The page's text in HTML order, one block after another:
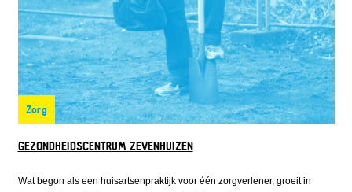
Zorg
GEZONDHEIDSCENTRUM ZEVENHUIZEN
Wat begon als een huisartsenpraktijk voor één zorgverlener, groeit in